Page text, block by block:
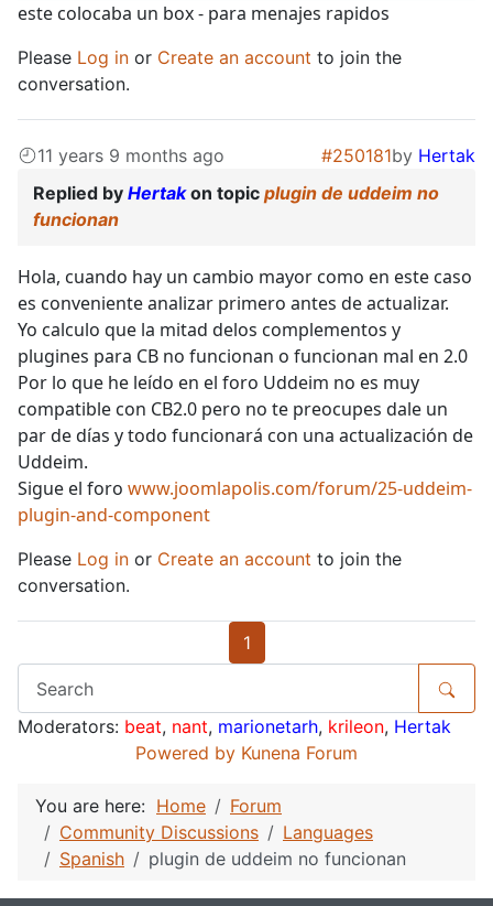
este colocaba un box - para menajes rapidos
Please Log in or Create an account to join the
conversation.
11 years 9 months ago #250181by Hertak
Replied by Hertakon topic plugin de uddeim no
funcionan
Hola, cuando hay un cambio mayor como en este caso
es conveniente analizar primero antes de actualizar.
Yo calculo que la mitad delos complementos y
plugines para CB no funcionan o funcionan mal en 2.0
Por lo que he leído en el foro Uddeim no es muy
compatible con CB2.0 pero no te preocupes dale un
par de días y todo funcionará con una actualización de
Uddeim.
Sigue el foro www.joomlapolis.com/forum/25-uddeim-
plugin-and-component
Please Log in or Create an account to join the
conversation.
1
Moderators: beat, nant, marionetarh, krileon, Hertak
Powered by Kunena Forum
You are here: Home
Forum
Community Discussions
Languages
Spanish
plugin de uddeim no funcionan